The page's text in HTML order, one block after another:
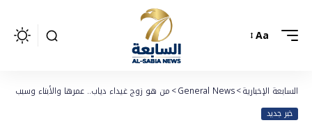
Aa
السابعة الإخبارية>
General News
>من هو زوج غيداء دياب.. عمرها والأبناء وسبب
خبر جديد